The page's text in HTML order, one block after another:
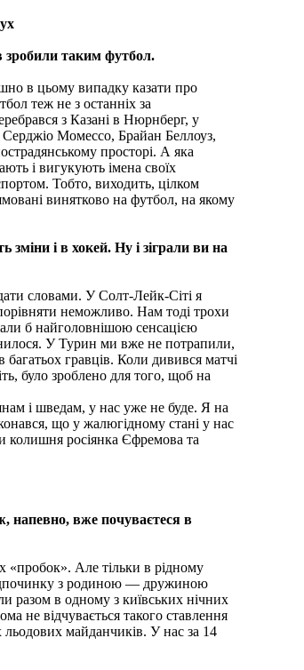
таким футбол.
в цьому випадку казати про
теж не з останніх за
з Казані в Нюрнберг, у
Серджіо Момессо, Брайан Беллоуз,
просторі. А яка
і вигукують імена своїх
Тобто, виходить, цілком
винятково на футбол, на якому
і в хокей. Ну і зіграли ви на
словами. У Солт-Лейк-Сіті я
неможливо. Нам тоді трохи
б найголовнішою сенсацією
У Турин ми вже не потрапили,
багатьох гравців. Коли дивився матчі
було зроблено для того, щоб на
і шведам, у нас уже не буде. Я на
що у жалюгідному стані у нас
колишня росіянка Єфремова та
напевно, вже почуваєтеся в
«пробок». Але тільки в рідному
з родиною — дружиною
разом в одному з київських нiчних
не відчувається такого ставлення
льодових майданчиків. У нас за 14